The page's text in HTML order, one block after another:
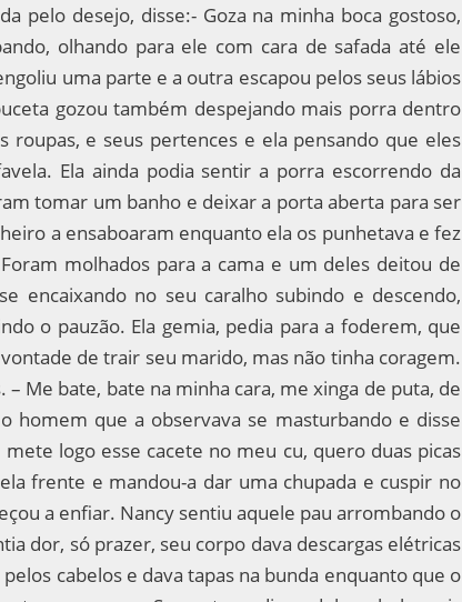
pelo desejo, disse:- Goza na minha boca gostoso,
olhando para ele com cara de safada até ele
uma parte e a outra escapou pelos seus lábios
gozou também despejando mais porra dentro
roupas, e seus pertences e ela pensando que eles
Ela ainda podia sentir a porra escorrendo da
tomar um banho e deixar a porta aberta para ser
a ensaboaram enquanto ela os punhetava e fez
molhados para a cama e um deles deitou de
encaixando no seu caralho subindo e descendo,
o pauzão. Ela gemia, pedia para a foderem, que
de trair seu marido, mas não tinha coragem.
Me bate, bate na minha cara, me xinga de puta, de
homem que a observava se masturbando e disse
logo esse cacete no meu cu, quero duas picas
frente e mandou-a dar uma chupada e cuspir no
a enfiar. Nancy sentiu aquele pau arrombando o
dor, só prazer, seu corpo dava descargas elétricas
cabelos e dava tapas na bunda enquanto que o